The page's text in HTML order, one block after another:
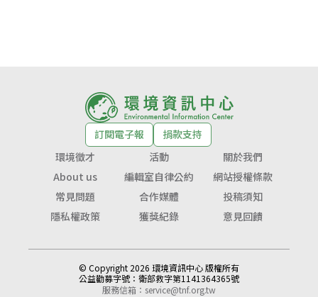
訂閱電子報
捐款支持
環境徵才
活動
關於我們
About us
編輯室自律公約
網站授權條款
常見問題
合作媒體
投稿須知
隱私權政策
獲獎紀錄 意見回饋
© Copyright 2026 環境資訊中心 版權所有
公益勸募字號： 衛部救字第1141364365號
服務信箱： service@tnf.org.tw